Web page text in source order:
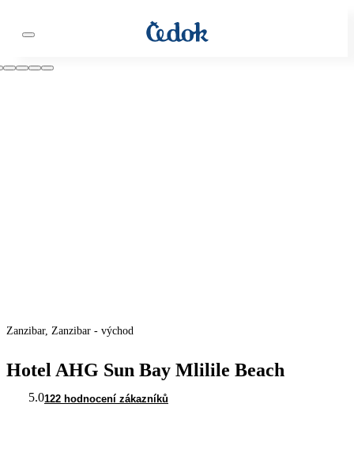
Zanzibar, Zanzibar - východ
Hotel AHG Sun Bay Mlilile Beach
5.0122 hodnocení zákazníků